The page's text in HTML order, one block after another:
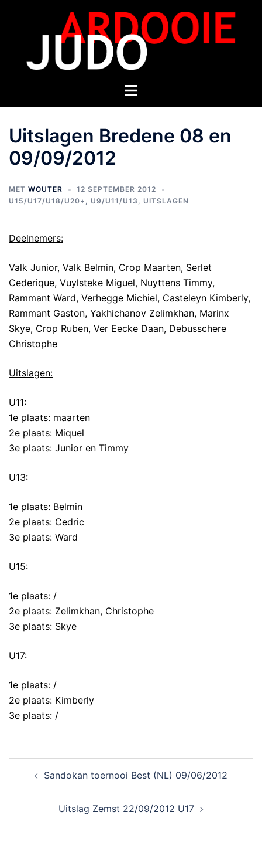
Uitslagen Bredene 08 en
09/09/2012
MET WOUTER
12 SEPTEMBER 2012
U15/U17/U18/U20+ , U9/U11/U13 , UITSLAGEN
Deelnemers:
Valk Junior, Valk Belmin, Crop Maarten, Serlet
Cederique, Vuylsteke Miguel, Nuyttens Timmy,
Rammant Ward, Verhegge Michiel, Casteleyn Kimberly,
Rammant Gaston, Yakhichanov Zelimkhan, Marinx
Skye, Crop Ruben, Ver Eecke Daan, Debusschere
Christophe
Uitslagen:
U11:
1e plaats: maarten
2e plaats: Miquel
3e plaats: Junior en Timmy
U13:
1e plaats: Belmin
2e plaats: Cedric
3e plaats: Ward
U15:
1e plaats: /
2e plaats: Zelimkhan, Christophe
3e plaats: Skye
U17:
1e plaats: /
2e plaats: Kimberly
3e plaats: /
Sandokan toernooi Best (NL) 09/06/2012
Uitslag Zemst 22/09/2012 U17